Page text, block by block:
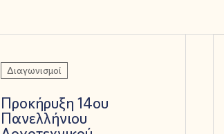
Διαγωνισμοί
Προκήρυξη 14ου
Πανελλήνιου